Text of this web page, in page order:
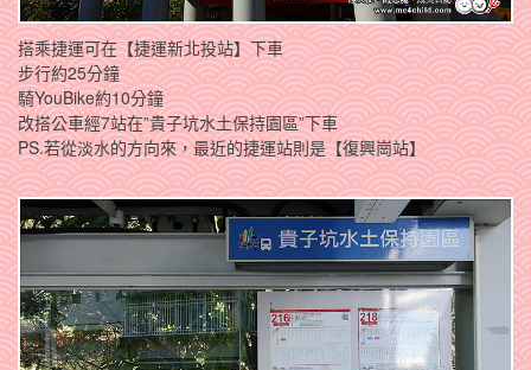
搭乘捷運可在【捷運新北投站】下車
步行約25分鐘
騎YouBike約10分鐘
改搭公車經7站在”貴子坑水土保持園區”下車
PS.若從淡水的方向來，最近的捷運站則是【復興崗站】